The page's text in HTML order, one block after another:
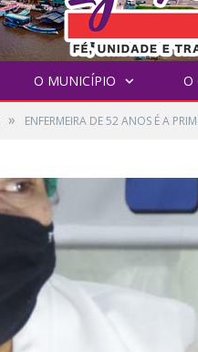
O MUNICÍPIO O
» ENFERMEIRA DE 52 ANOS É A